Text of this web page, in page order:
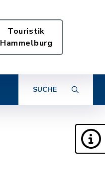
Touristik
Hammelburg
SUCHE